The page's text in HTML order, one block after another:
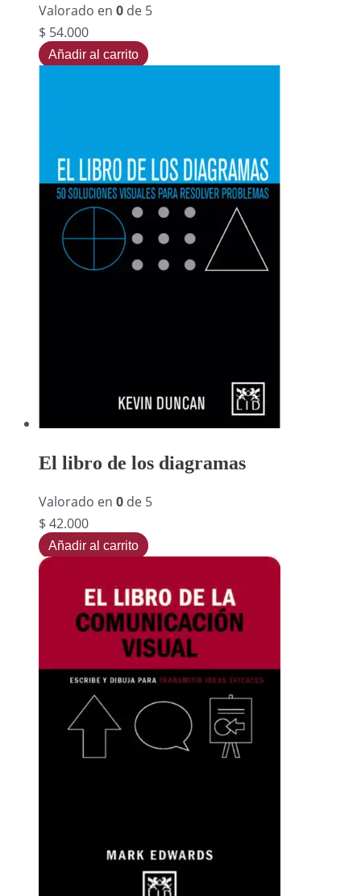
Valorado en 0 de 5
$ 54.000
Añadir al carrito
El libro de los diagramas
Valorado en 0 de 5
$ 42.000
Añadir al carrito